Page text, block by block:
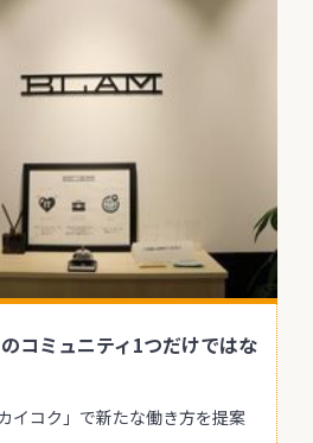
コミュニティ1つだけではな
イコク」で新たな働き方を提案